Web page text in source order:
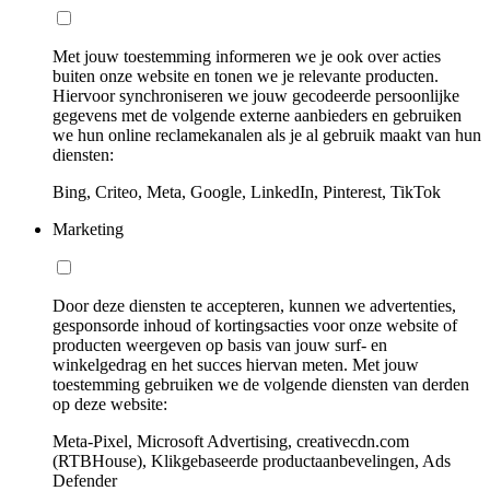
Met jouw toestemming informeren we je ook over acties
buiten onze website en tonen we je relevante producten.
Hiervoor synchroniseren we jouw gecodeerde persoonlijke
gegevens met de volgende externe aanbieders en gebruiken
we hun online reclamekanalen als je al gebruik maakt van hun
diensten:
Bing, Criteo, Meta, Google, LinkedIn, Pinterest, TikTok
Marketing
Door deze diensten te accepteren, kunnen we advertenties,
gesponsorde inhoud of kortingsacties voor onze website of
producten weergeven op basis van jouw surf- en
winkelgedrag en het succes hiervan meten. Met jouw
toestemming gebruiken we de volgende diensten van derden
op deze website:
Meta-Pixel, Microsoft Advertising, creativecdn.com
(RTBHouse), Klikgebaseerde productaanbevelingen, Ads
Defender